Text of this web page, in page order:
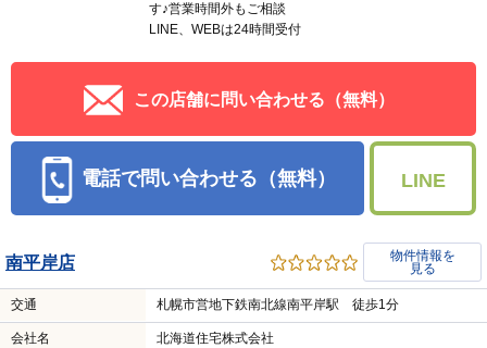
す♪営業時間外もご相談
LINE、WEBは24時間受付
この店舗に問い合わせる（無料）
電話で問い合わせる（無料） LINE
南平岸店
物件情報を
見る
交通 札幌市営地下鉄南北線南平岸駅 徒歩1分
会社名 北海道住宅株式会社